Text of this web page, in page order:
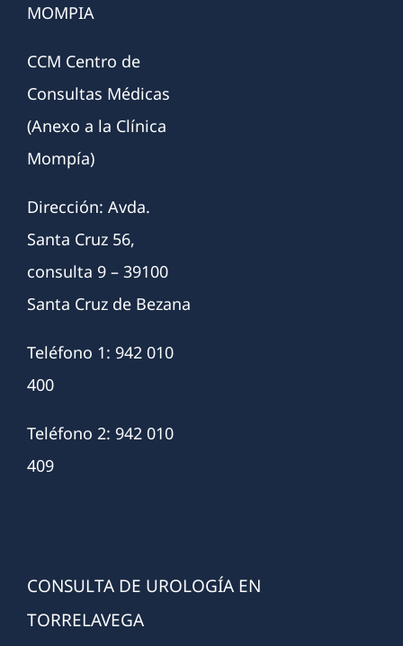
MOMPIA
CCM Centro de
Consultas Médicas
(Anexo a la Clínica
Mompía)
Dirección: Avda.
Santa Cruz 56,
consulta 9 – 39100
Santa Cruz de Bezana
Teléfono 1: 942 010
400
Teléfono 2: 942 010
409
CONSULTA DE UROLOGÍA EN
TORRELAVEGA